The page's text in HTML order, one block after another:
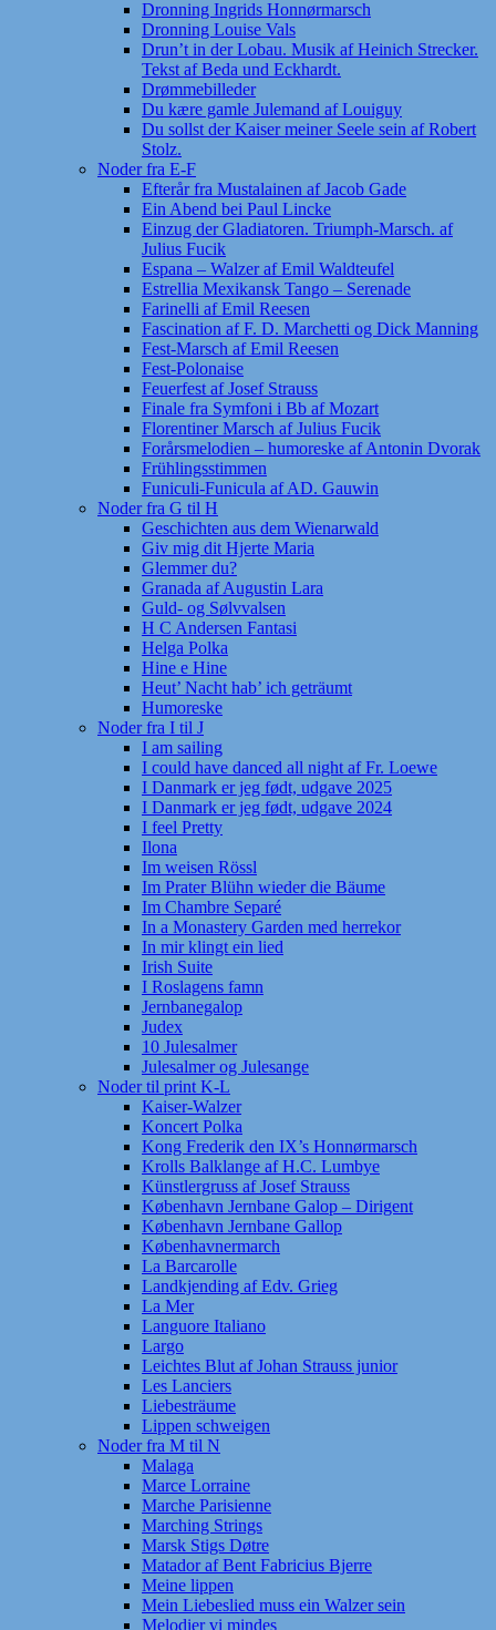
Dronning Ingrids Honnørmarsch
Dronning Louise Vals
Drun’t in der Lobau. Musik af Heinich Strecker.
Tekst af Beda und Eckhardt.
Drømmebilleder
Du kære gamle Julemand af Louiguy
Du sollst der Kaiser meiner Seele sein af Robert
Stolz.
Noder fra E-F
Efterår fra Mustalainen af Jacob Gade
Ein Abend bei Paul Lincke
Einzug der Gladiatoren. Triumph-Marsch. af
Julius Fucik
Espana – Walzer af Emil Waldteufel
Estrellia Mexikansk Tango – Serenade
Farinelli af Emil Reesen
Fascination af F. D. Marchetti og Dick Manning
Fest-Marsch af Emil Reesen
Fest-Polonaise
Feuerfest af Josef Strauss
Finale fra Symfoni i Bb af Mozart
Florentiner Marsch af Julius Fucik
Forårsmelodien – humoreske af Antonin Dvorak
Frühlingsstimmen
Funiculi-Funicula af AD. Gauwin
Noder fra G til H
Geschichten aus dem Wienarwald
Giv mig dit Hjerte Maria
Glemmer du?
Granada af Augustin Lara
Guld- og Sølvvalsen
H C Andersen Fantasi
Helga Polka
Hine e Hine
Heut’ Nacht hab’ ich geträumt
Humoreske
Noder fra I til J
I am sailing
I could have danced all night af Fr. Loewe
I Danmark er jeg født, udgave 2025
I Danmark er jeg født, udgave 2024
I feel Pretty
Ilona
Im weisen Rössl
Im Prater Blühn wieder die Bäume
Im Chambre Separé
In a Monastery Garden med herrekor
In mir klingt ein lied
Irish Suite
I Roslagens famn
Jernbanegalop
Judex
10 Julesalmer
Julesalmer og Julesange
Noder til print K-L
Kaiser-Walzer
Koncert Polka
Kong Frederik den IX’s Honnørmarsch
Krolls Balklange af H.C. Lumbye
Künstlergruss af Josef Strauss
København Jernbane Galop – Dirigent
København Jernbane Gallop
Københavnermarch
La Barcarolle
Landkjending af Edv. Grieg
La Mer
Languore Italiano
Largo
Leichtes Blut af Johan Strauss junior
Les Lanciers
Liebesträume
Lippen schweigen
Noder fra M til N
Malaga
Marce Lorraine
Marche Parisienne
Marching Strings
Marsk Stigs Døtre
Matador af Bent Fabricius Bjerre
Meine lippen
Mein Liebeslied muss ein Walzer sein
Melodier vi mindes